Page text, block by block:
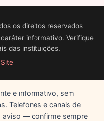
os direitos reservados
informativo. Verifique
das instituições.
e informativo, sem
Telefones e canais de
aviso — confirme sempre